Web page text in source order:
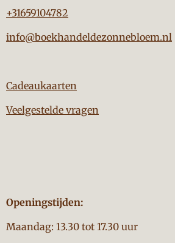
+31659104782
info@boekhandeldezonnebloem.nl
Cadeaukaarten
Veelgestelde vragen
Openingstijden:
Maandag: 13.30 tot 17.30 uur